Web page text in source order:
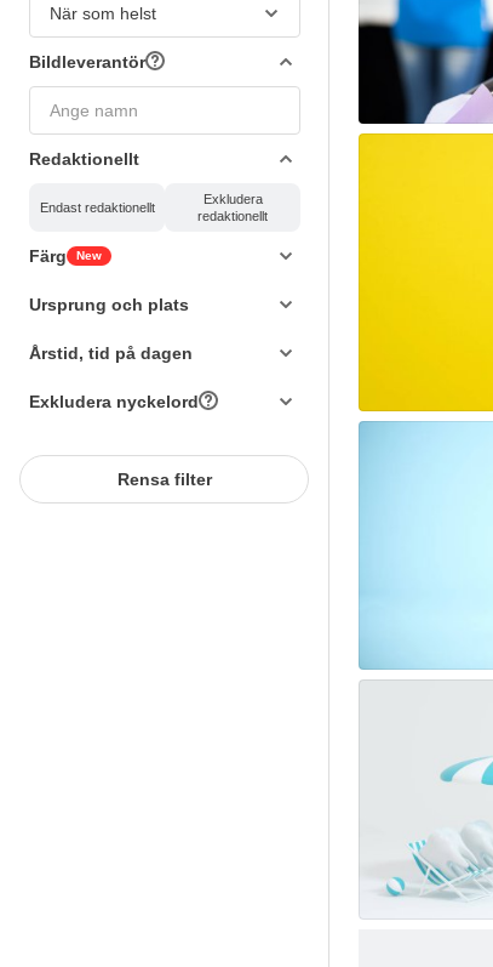
När som helst
Bildleverantör
Ange namn
Redaktionellt
Endast redaktionellt
Exkludera
redaktionellt
Färg New
Ursprung och plats
Årstid, tid på dagen
Exkludera nyckelord
Rensa filter